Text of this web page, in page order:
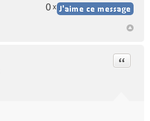
0 x
Citer